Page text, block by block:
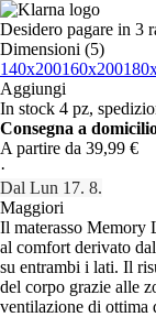
Desidero pagare in 3
Dimensioni (5)
140x200160x200
Aggiungi
In stock 4 pz,
Consegna a
A partire da 39,99 €
·
Dal Lun 17. 8.
Maggiori
Il materasso Memory
al comfort derivato
su entrambi i lati. Il
del corpo grazie alle
ventilazione di ottima